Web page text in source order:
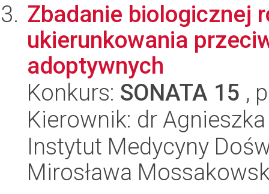
Zbadanie biologicznej
ukierunkowania
adoptywnych
Konkurs: SONATA 15 ,
Kierownik: dr
Instytut Medycyny
Mirosława